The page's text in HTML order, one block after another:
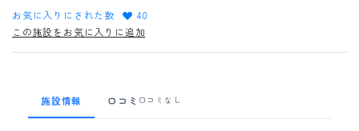
お気に入りにされた数
40
この施設をお気に入りに追加
施設情報 口コミ 口コミなし